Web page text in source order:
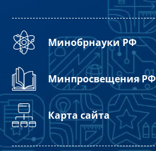
Минобрнауки РФ
Минпросвещения РФ
Карта сайта